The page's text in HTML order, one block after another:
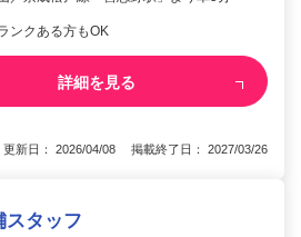
ンクある方もOK
詳細を見る
更新日： 2026/04/08 掲載終了日： 2027/03/26
スタッフ